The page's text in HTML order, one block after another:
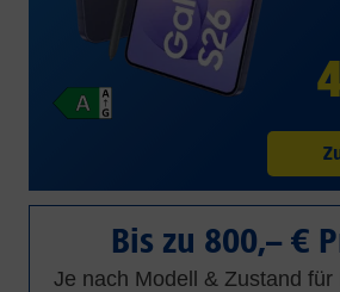
Bis zu 800,– €
Je nach Modell & Zustand für